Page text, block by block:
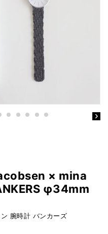
× mina
φ34mm
腕時計 バンカーズ